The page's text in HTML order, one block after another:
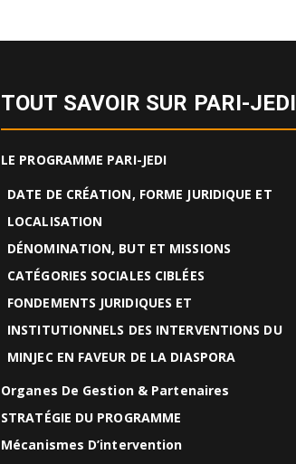
TOUT SAVOIR SUR PARI-JEDI
LE PROGRAMME PARI-JEDI
DATE DE CRÉATION, FORME JURIDIQUE ET
LOCALISATION
DÉNOMINATION, BUT ET MISSIONS
CATÉGORIES SOCIALES CIBLÉES
FONDEMENTS JURIDIQUES ET
INSTITUTIONNELS DES INTERVENTIONS DU
MINJEC EN FAVEUR DE LA DIASPORA
Organes De Gestion & Partenaires
STRATÉGIE DU PROGRAMME
Mécanismes D’intervention